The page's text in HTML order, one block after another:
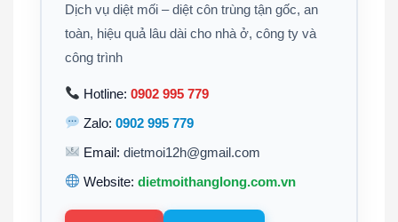
Dịch vụ diệt mối – diệt côn trùng tận gốc, an
toàn, hiệu quả lâu dài cho nhà ở, công ty và
công trình
Hotline:0902 995 779
Zalo:0902 995 779
Email:dietmoi12h@gmail.com
Website:dietmoithanglong.com.vn